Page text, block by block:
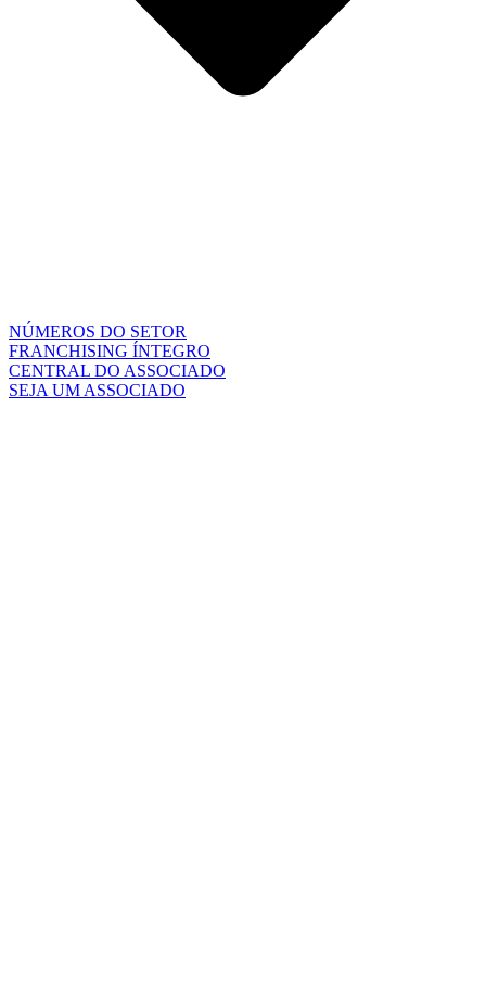
NÚMEROS DO SETOR
FRANCHISING ÍNTEGRO
CENTRAL DO ASSOCIADO
SEJA UM ASSOCIADO